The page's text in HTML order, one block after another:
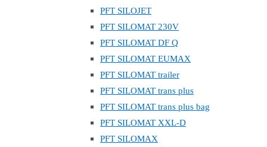
PFT SILOJET
PFT SILOMAT 230V
PFT SILOMAT DF Q
PFT SILOMAT EUMAX
PFT SILOMAT trailer
PFT SILOMAT trans plus
PFT SILOMAT trans plus bag
PFT SILOMAT XXL-D
PFT SILOMAX